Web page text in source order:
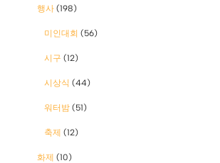
행사 (198)
미인대회 (56)
시구 (12)
시상식 (44)
워터밤 (51)
축제 (12)
화제 (10)